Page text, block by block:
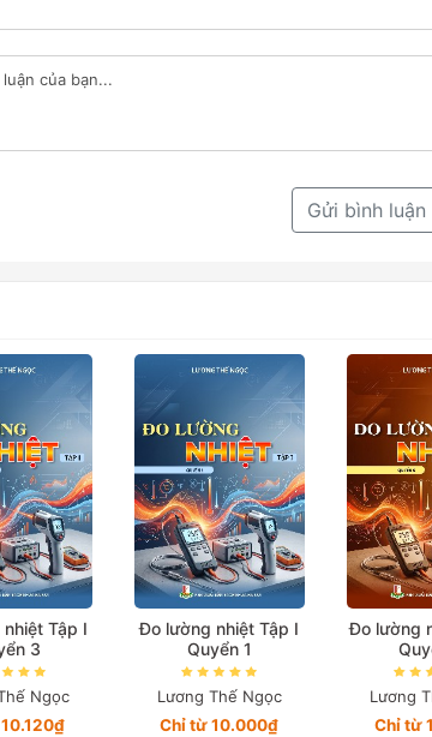
Gửi bình luận
Tập I
3
Ngọc
Đo lường nhiệt Tập I
Quyển 1
Lương Thế Ngọc
Chỉ từ 10.000₫
Đo lường
Lương
Chỉ từ